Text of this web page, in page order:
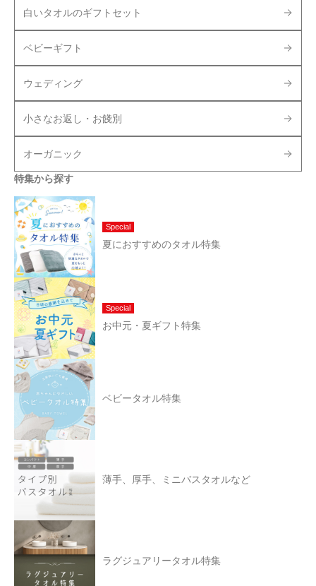
白いタオルのギフトセット
ベビーギフト
ウェディング
小さなお返し・お餞別
オーガニック
特集から探す
Special
夏におすすめのタオル特集
Special
お中元・夏ギフト特集
ベビータオル特集
薄手、厚手、ミニバスタオルなど
ラグジュアリータオル特集